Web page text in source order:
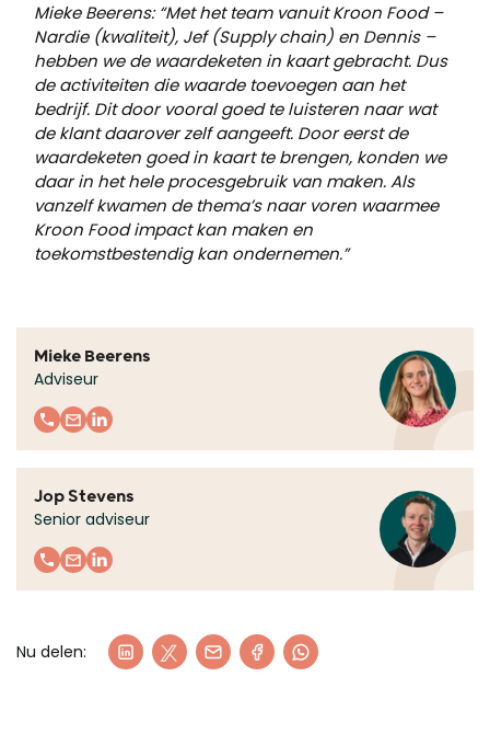
Mieke Beerens: “Met het team vanuit Kroon Food –
Nardie (kwaliteit), Jef (Supply chain) en Dennis –
hebben we de waardeketen in kaart gebracht. Dus
de activiteiten die waarde toevoegen aan het
bedrijf. Dit door vooral goed te luisteren naar wat
de klant daarover zelf aangeeft. Door eerst de
waardeketen goed in kaart te brengen, konden we
daar in het hele procesgebruik van maken. Als
vanzelf kwamen de thema’s naar voren waarmee
Kroon Food impact kan maken en
toekomstbestendig kan ondernemen.”
Mieke Beerens
Adviseur
Jop Stevens
Senior adviseur
Nu delen: